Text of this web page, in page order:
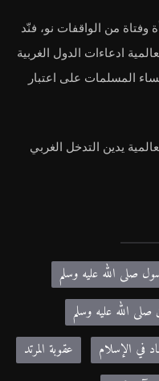
أمام أكثر من 1700 امرأة وفتاة من الواقفات نو، فنّد
ادعاءات الدول الغربية
المسلمات على اعتبار
يدين التدخل الغربي
صلى الله عليه وسلم
صلى الله عليه وسلم
في الإسلام
عقوبة المرتد